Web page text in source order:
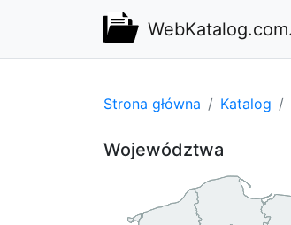
Strona główna Katalog
Województwa